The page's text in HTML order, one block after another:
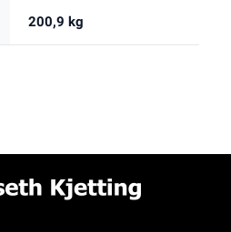
200,9 kg